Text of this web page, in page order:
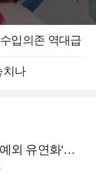
입의존 역대급
치나
외 유연화'…